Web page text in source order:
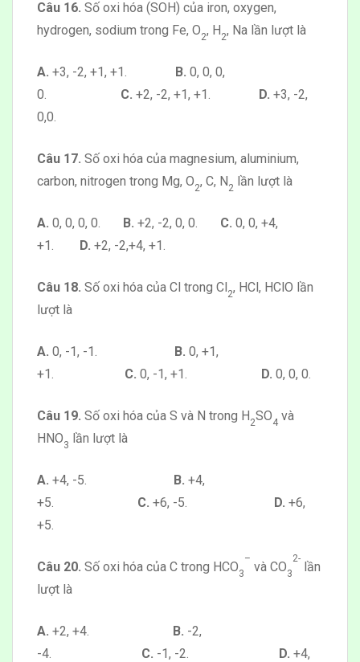
Câu 16. Số oxi hóa (SOH) của iron, oxygen,
hydrogen, sodium trong Fe, O2, H 2, Na lần lượt là
A. +3, -2, +1, +1. B. 0, 0, 0,
0. C. +2, -2, +1, +1. D. +3, -2,
0,0.
Câu 17. Số oxi hóa của magnesium, aluminium,
carbon, nitrogen trong Mg, O2, C, N 2 lần lượt là
A. 0, 0, 0, 0. B. +2, -2, 0, 0. C. 0, 0, +4,
+1. D. +2, -2,+4, +1.
Câu 18. Số oxi hóa của Cl trong Cl 2, HCl, HClO lần
lượt là
A. 0, -1, -1. B. 0, +1,
+1. C. 0, -1, +1. D. 0, 0, 0.
Câu 19. Số oxi hóa của S và N trong H 2SO4 và
HNO3 lần lượt là
A. +4, -5. B. +4,
+5. C. +6, -5. D. +6,
+5.
Câu 20. Số oxi hóa của C trong HCO3
–
và CO3
2-
lần
lượt là
A. +2, +4. B. -2,
-4. C. -1, -2. D. +4,